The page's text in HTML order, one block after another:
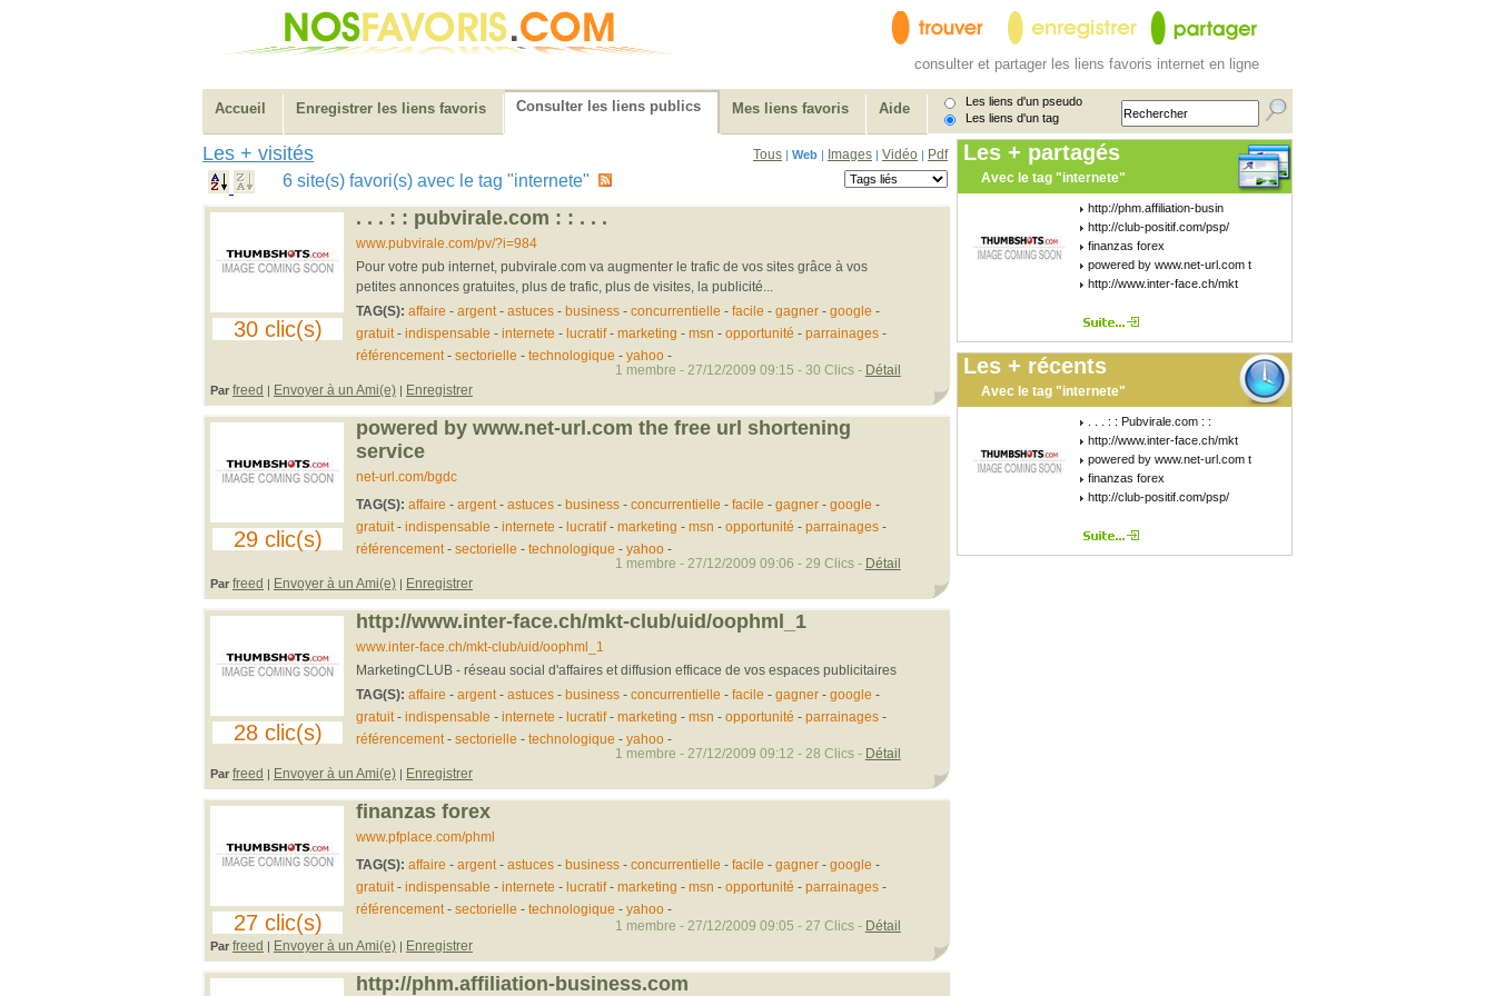
consulter et partager les liens favoris internet en ligne
Accueil Enregistrer les liens favoris Consulter les liens publics Mes liens favoris Aide
Les liens d'un pseudo
Les liens d'un tag
Les + visités Tous | Web | Images | Vidéo | Pdf
6 site(s) favori(s) avec le tag "internete"
30 clic(s)
. . . : : pubvirale.com : : . . .
www.pubvirale.com/pv/?i=984
Pour votre pub internet, pubvirale.com va augmenter le trafic de vos sites grâce à vos
petites annonces gratuites, plus de trafic, plus de visites, la publicité...
TAG(S): affaire - argent- astuces- business- concurrentielle - facile - gagner- google -
gratuit- indispensable - internete - lucratif- marketing - msn - opportunité - parrainages-
référencement- sectorielle - technologique - yahoo-
Par freed | Envoyer à un Ami(e) | Enregistrer
1 membre - 27/12/2009 09:15 - 30 Clics - Détail
29 clic(s)
powered by www.net-url.com the free url shortening
service
net-url.com/bgdc
TAG(S): affaire - argent- astuces- business- concurrentielle - facile - gagner- google -
gratuit- indispensable - internete - lucratif- marketing - msn - opportunité - parrainages-
référencement- sectorielle - technologique - yahoo-
Par freed | Envoyer à un Ami(e) | Enregistrer
1 membre - 27/12/2009 09:06 - 29 Clics - Détail
28 clic(s)
http://www.inter-face.ch/mkt-club/uid/oophml_1
www.inter-face.ch/mkt-club/uid/oophml_1
MarketingCLUB - réseau social d'affaires et diffusion efficace de vos espaces publicitaires
TAG(S): affaire - argent- astuces- business- concurrentielle - facile - gagner- google -
gratuit- indispensable - internete - lucratif- marketing - msn - opportunité - parrainages-
référencement- sectorielle - technologique - yahoo-
Par freed | Envoyer à un Ami(e) | Enregistrer
1 membre - 27/12/2009 09:12 - 28 Clics - Détail
27 clic(s)
finanzas forex
www.pfplace.com/phml
TAG(S): affaire - argent- astuces- business- concurrentielle - facile - gagner- google -
gratuit- indispensable - internete - lucratif- marketing - msn - opportunité - parrainages-
référencement- sectorielle - technologique - yahoo-
Par freed | Envoyer à un Ami(e) | Enregistrer
1 membre - 27/12/2009 09:05 - 27 Clics - Détail
http://phm.affiliation-business.com
Les + partagés
Avec le tag "internete"
http://phm.affiliation-busin
http://club-positif.com/psp/
finanzas forex
powered by www.net-url.com t
http://www.inter-face.ch/mkt
Les + récents
Avec le tag "internete"
. . . : : Pubvirale.com : :
http://www.inter-face.ch/mkt
powered by www.net-url.com t
finanzas forex
http://club-positif.com/psp/